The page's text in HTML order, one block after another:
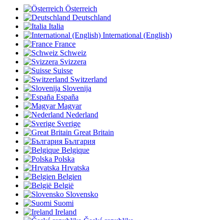
Österreich
Deutschland
Italia
International (English)
France
Schweiz
Svizzera
Suisse
Switzerland
Slovenija
España
Magyar
Nederland
Sverige
Great Britain
България
Belgique
Polska
Hrvatska
Belgien
België
Slovensko
Suomi
Ireland